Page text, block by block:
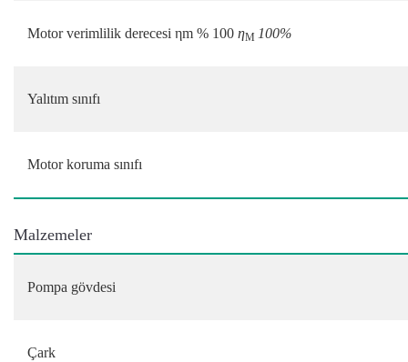
Motor verimlilik derecesi ηm % 100 ηM 100%
Yalıtım sınıfı
Motor koruma sınıfı
Malzemeler
Pompa gövdesi
Çark